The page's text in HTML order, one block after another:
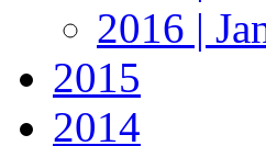
2016 |
2015
2014